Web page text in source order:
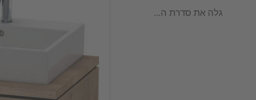
גלה את סדרת המוצרים